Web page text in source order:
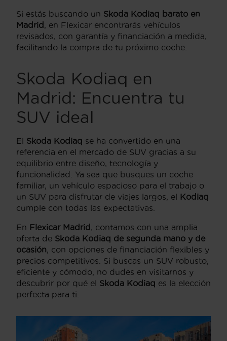
Si estás buscando un Skoda Kodiaq barato en
Madrid , en Flexicar encontrarás vehículos
revisados, con garantía y financiación a medida,
facilitando la compra de tu próximo coche.
Skoda Kodiaq en
Madrid: Encuentra tu
SUV ideal
El Skoda Kodiaq se ha convertido en una
referencia en el mercado de SUV gracias a su
equilibrio entre diseño, tecnología y
funcionalidad. Ya sea que busques un coche
familiar, un vehículo espacioso para el trabajo o
un SUV para disfrutar de viajes largos, el Kodiaq
cumple con todas las expectativas.
En Flexicar Madrid , contamos con una amplia
oferta de Skoda Kodiaq de segunda mano y de
ocasión, con opciones de financiación flexibles y
precios competitivos. Si buscas un SUV robusto,
eficiente y cómodo, no dudes en visitarnos y
descubrir por qué el Skoda Kodiaq es la elección
perfecta para ti.